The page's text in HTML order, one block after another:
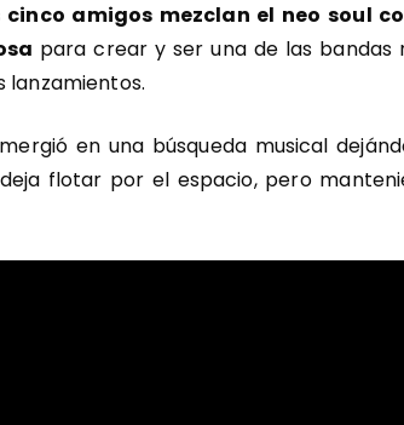
cinco amigos mezclan el neo soul
para crear y ser una de las bandas
lanzamientos.
en una búsqueda musical
flotar por el espacio, pero